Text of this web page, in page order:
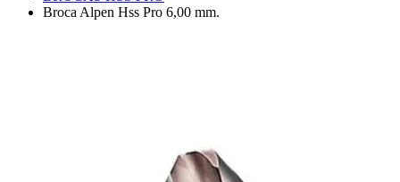
Broca Alpen Hss Pro 6,00 mm.